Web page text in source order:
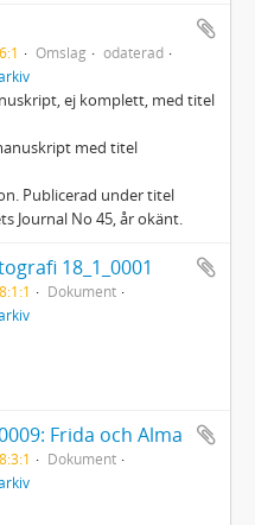
Omslag
odaterad
ej komplett, med titel
med titel
Publicerad under titel
Journal No 45, år okänt.
18_1_0001
Dokument
Frida och Alma
Dokument